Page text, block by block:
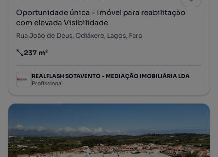
Oportunidade única - Imóvel para reabilitação
com elevada Visibilidade
Rua João de Deus, Odiáxere, Lagos, Faro
Preço por metro quadrado
237 m²
REALFLASH SOTAVENTO - MEDIAÇÃO IMOBILIÁRIA LDA
Profissional